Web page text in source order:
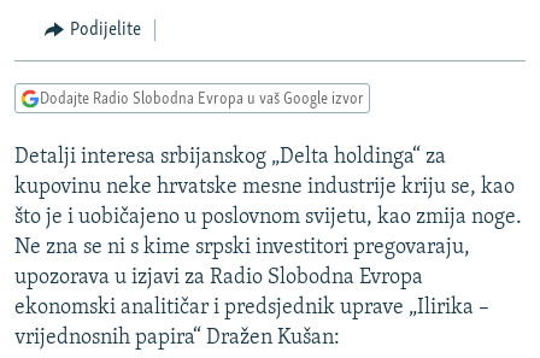
navigaciju
Pređite
na
pretragu
CRNA GORA
VIZUELNO
VIDEO
FOTOGALERIJE
INFOGRAFIKE
PODCASTI
RAT U UKRAJINI
KINA NA BALKANU
RSE PRIČE IZ SVIJETA
ISPRIČAJ MI
DNEVNO@RSE
Podijelite
Dodajte Radio Slobodna Evropa u vaš Google izvor
Detalji interesa srbijanskog „Delta holdinga“ za
kupovinu neke hrvatske mesne industrije kriju se, kao
što je i uobičajeno u poslovnom svijetu, kao zmija noge.
Ne zna se ni s kime srpski investitori pregovaraju,
upozorava u izjavi za Radio Slobodna Evropa
ekonomski analitičar i predsjednik uprave „Ilirika –
vrijednosnih papira“ Dražen Kušan: